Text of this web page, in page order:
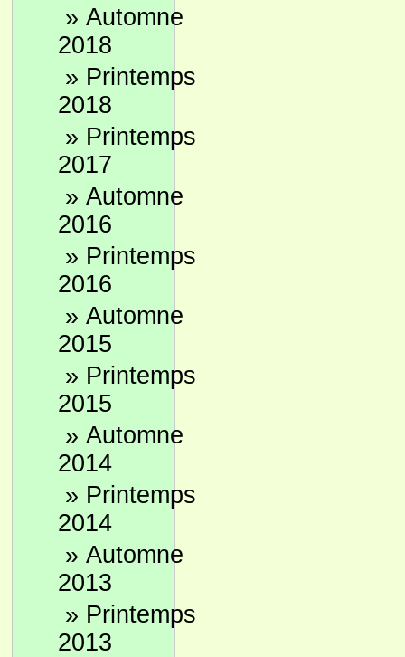
» Automne
2018
» Printemps
2018
» Printemps
2017
» Automne
2016
» Printemps
2016
» Automne
2015
» Printemps
2015
» Automne
2014
» Printemps
2014
» Automne
2013
» Printemps
2013